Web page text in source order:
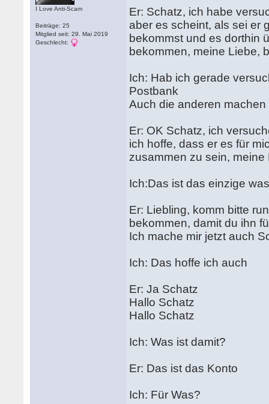
I Love Anti-Scam
Beiträge: 25
Mitglied seit: 29. Mai 2019
Geschlecht:
Er: Schatz, ich habe
aber es scheint, als sei er
bekommst und es dorthin
bekommen, meine Liebe,
Ich: Hab ich gerade
Postbank
Auch die anderen machen
Er: OK Schatz, ich
ich hoffe, dass er es für
zusammen zu sein, meine
Ich:Das ist das einzige
Er: Liebling, komm bitte
bekommen, damit du ihn
Ich mache mir jetzt auch
Ich: Das hoffe ich auch
Er: Ja Schatz
Hallo Schatz
Hallo Schatz
Ich: Was ist damit?
Er: Das ist das Konto
Ich: Für Was?